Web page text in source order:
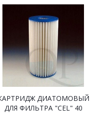
ДИАТОМОВЫЙ
ДЛЯ ФИЛЬТРА "CEL" 40